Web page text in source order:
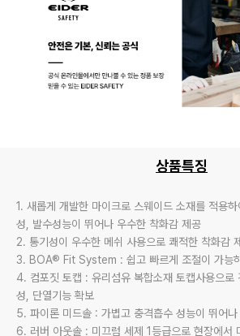
상품특징
1. 새롭게 개발한 마이크로 스웨이드 소재를 적용
성, 발수성능이 뛰어나 우수한 착화감 제공
2. 통기성이 우수한 메쉬 사용으로 쾌적한 착화감
3. BOA® Fit System : 쉽고 빠르게 조절이 가능
4. 컴포짓 토캡 : 유리섬유 복합소재 토캡사용으로
성, 단열기능 확보
5. 파이론 미드솔 : 가볍고 충격흡수 성능이 뛰어
6. 러버 아웃솔 : 미끄럼 세제 1등급으로 현장에서